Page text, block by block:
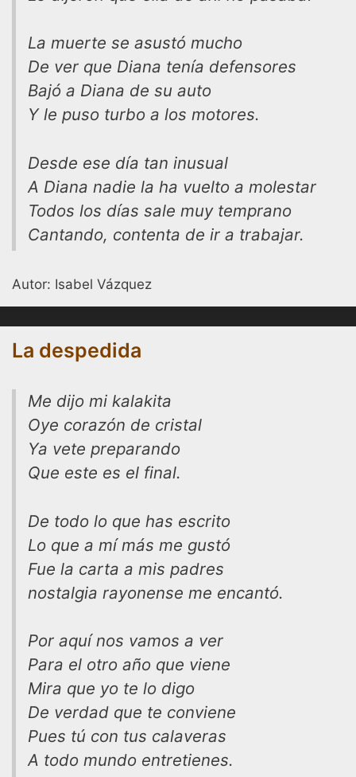
La muerte se asustó mucho
De ver que Diana tenía defensores
Bajó a Diana de su auto
Y le puso turbo a los motores.
Desde ese día tan inusual
A Diana nadie la ha vuelto a molestar
Todos los días sale muy temprano
Cantando, contenta de ir a trabajar.
Autor: Isabel Vázquez
La despedida
Me dijo mi kalakita
Oye corazón de cristal
Ya vete preparando
Que este es el final.
De todo lo que has escrito
Lo que a mí más me gustó
Fue la carta a mis padres
nostalgia rayonense me encantó.
Por aquí nos vamos a ver
Para el otro año que viene
Mira que yo te lo digo
De verdad que te conviene
Pues tú con tus calaveras
A todo mundo entretienes.